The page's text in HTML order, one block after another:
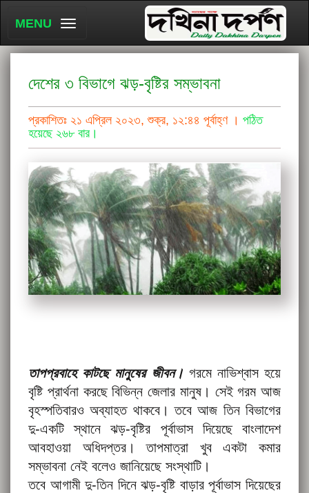
MENU
দেশের ৩ বিভাগে ঝড়-বৃষ্টির সম্ভাবনা
প্রকাশিতঃ ২১ এপ্রিল ২০২৩, শুক্র, ১২:৪৪ পূর্বাহ্ণ । পঠিত
হয়েছে ২৬৮ বার।
তাপপ্রবাহে কাটছে মানুষের জীবন। গরমে নাভিশ্বাস হয়ে
বৃষ্টি প্রার্থনা করছে বিভিন্ন জেলার মানুষ। সেই গরম আজ
বৃহস্পতিবারও অব্যাহত থাকবে। তবে আজ তিন বিভাগের
দু-একটি স্থানে ঝড়-বৃষ্টির পূর্বাভাস দিয়েছে বাংলাদেশ
আবহাওয়া অধিদপ্তর। তাপমাত্রা খুব একটা কমার
সম্ভাবনা নেই বলেও জানিয়েছে সংস্থাটি।
তবে আগামী দু-তিন দিনে ঝড়-বৃষ্টি বাড়ার পূর্বাভাস দিয়েছের